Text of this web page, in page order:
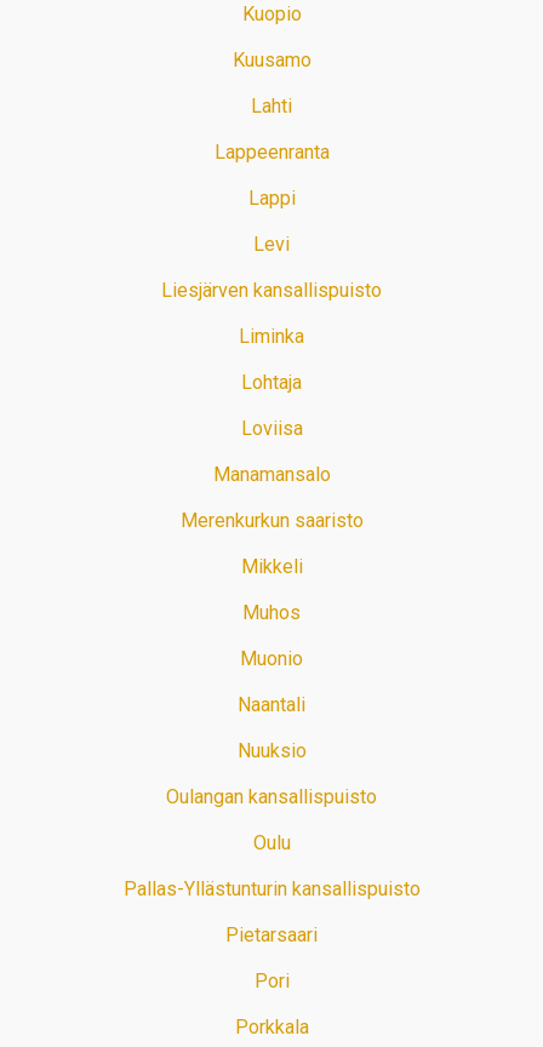
Kuopio
Kuusamo
Lahti
Lappeenranta
Lappi
Levi
Liesjärven kansallispuisto
Liminka
Lohtaja
Loviisa
Manamansalo
Merenkurkun saaristo
Mikkeli
Muhos
Muonio
Naantali
Nuuksio
Oulangan kansallispuisto
Oulu
Pallas-Yllästunturin kansallispuisto
Pietarsaari
Pori
Porkkala